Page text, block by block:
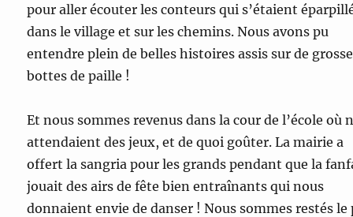
pour aller écouter les conteurs qui s’étaient
dans le village et sur les chemins. Nous avons pu
entendre plein de belles histoires assis sur de
bottes de paille !
Et nous sommes revenus dans la cour de l’école où
attendaient des jeux, et de quoi goûter. La mairie a
offert la sangria pour les grands pendant que la
jouait des airs de fête bien entraînants qui nous
donnaient envie de danser ! Nous sommes restés le